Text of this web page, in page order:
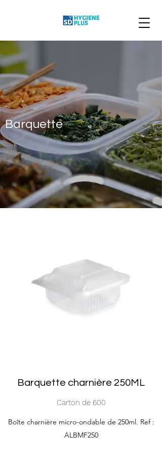
Barquette
Barquette charnière 250ML
Carton de 600
Boîte charnière micro-ondable de 250ml. Ref :
ALBMF250